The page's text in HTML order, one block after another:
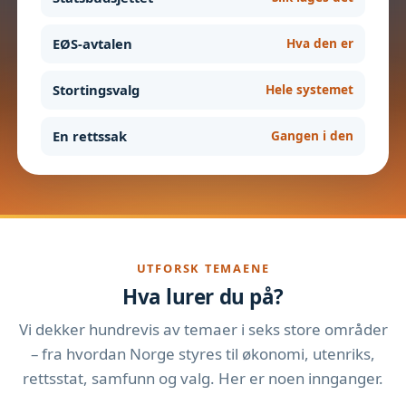
EØS-avtalen Hva den er
Stortingsvalg Hele systemet
En rettssak Gangen i den
UTFORSK TEMAENE
Hva lurer du på?
Vi dekker hundrevis av temaer i seks store områder
– fra hvordan Norge styres til økonomi, utenriks,
rettsstat, samfunn og valg. Her er noen innganger.